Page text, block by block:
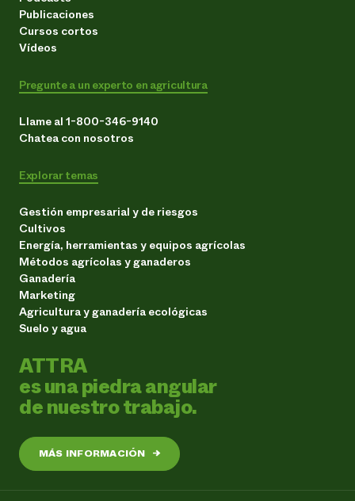
Publicaciones
Cursos cortos
Vídeos
Pregunte a un experto en agricultura
Llame al 1-800-346-9140
Chatea con nosotros
Explorar temas
Gestión empresarial y de riesgos
Cultivos
Energía, herramientas y equipos agrícolas
Métodos agrícolas y ganaderos
Ganadería
Marketing
Agricultura y ganadería ecológicas
Suelo y agua
ATTRA
es una piedra angular
de nuestro trabajo.
MÁS INFORMACIÓN →